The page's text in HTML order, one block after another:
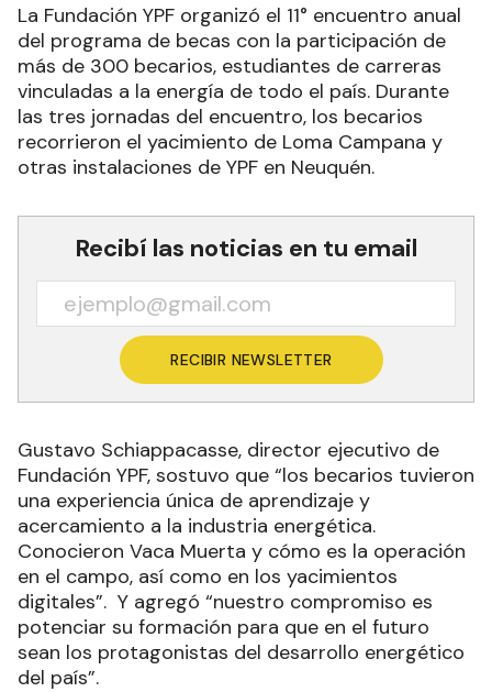
La Fundación YPF organizó el 11° encuentro anual
del programa de becas con la participación de
más de 300 becarios, estudiantes de carreras
vinculadas a la energía de todo el país. Durante
las tres jornadas del encuentro, los becarios
recorrieron el yacimiento de Loma Campana y
otras instalaciones de YPF en Neuquén.
Recibí las noticias en tu email
RECIBIR NEWSLETTER
Gustavo Schiappacasse, director ejecutivo de
Fundación YPF, sostuvo que “los becarios tuvieron
una experiencia única de aprendizaje y
acercamiento a la industria energética.
Conocieron Vaca Muerta y cómo es la operación
en el campo, así como en los yacimientos
digitales”. Y agregó “nuestro compromiso es
potenciar su formación para que en el futuro
sean los protagonistas del desarrollo energético
del país”.